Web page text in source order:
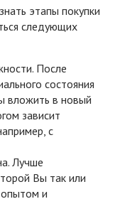
этапы покупки
следующих
После
состояния
вложить в новый
зависит
с
Лучше
Вы так или
опытом и